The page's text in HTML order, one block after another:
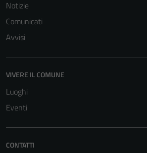
Notizie
Comunicati
Avvisi
VIVERE IL COMUNE
Luoghi
Eventi
CONTATTI